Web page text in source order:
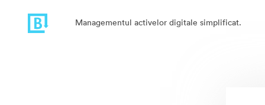
Managementul activelor digitale simplificat.